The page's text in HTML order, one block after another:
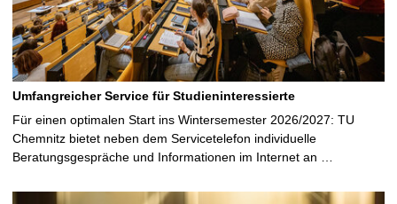
Umfangreicher Service für Studieninteressierte
Für einen optimalen Start ins Wintersemester 2026/2027: TU
Chemnitz bietet neben dem Servicetelefon individuelle
Beratungsgespräche und Informationen im Internet an …